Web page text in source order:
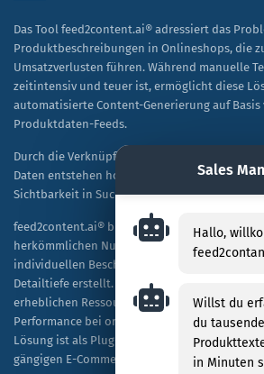
Das Tool feed2content.ai® adressiert das
Produktbeschreibungen in Onlineshops, die
Umsatzverlusten führen. Während manuelle
zeitintensiv und teuer ist, ermöglicht diese
automatisierte Content-Generierung auf
Produktdaten-Feeds.
Durch die Verknüpfung von KI-Technologie mit
Daten entstehen hochwertige, SEO-optimierte
Sichtbarkeit in Suchmaschinen als auch die
feed2content.ai® bietet eine skalierbare
herkömmlichen Nutzung von ChatGPT, indem
individuellen Beschreibungen kosteneffizient
Detailtiefe erstellt. Unternehmen profitieren
erheblichen Ressourceneinsparung sowie
Performance bei organischen Rankings und
Lösung ist als Plug-and-Play-Modell
gängigen E-Commerce-Plattformen
Sales
Hallo,
Willst du
du
in Minuten